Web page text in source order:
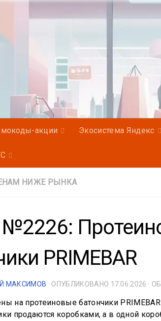
акции Экосистема Яндекс
НИЖЕ РЫНКА
№2226:
PRIMEBAR
МАКСИМОВ · ОПУБЛИКОВАНО 17.06.2026 ·
на протеиновые батончики
продаются коробками, а в одной